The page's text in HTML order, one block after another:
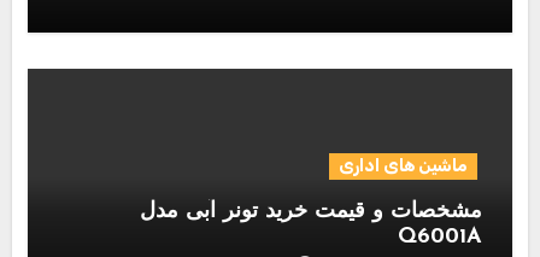
ماشین های اداری
مشخصات و قیمت خرید تونر آبی مدل
Q6001A